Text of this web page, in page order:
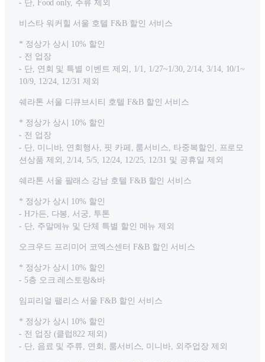
- 단, Food only, 주류 제외
비스타 워커힐 서울 호텔 F&B 할인 서비스
* 정상가 상시 10% 할인
- 전 업장
- 단, 연회 및 특별 이벤트 제외, 1/1, 1/27~1/30, 2/14, 3/14, 10/1~
10/9, 12/24, 12/31 제외
쉐라톤 서울 디큐브시티 호텔 F&B 할인 서비스
* 정상가 상시 10% 할인
- 전 업장
- 단, 미니바, 연회행사, 핏 카페, 룸서비스, 타중복할인, 프로모
션상품 제외, 2/14, 5/5, 12/24, 12/25, 12/31 및 공휴일 제외
쉐라톤 서울 팔래스 강남 호텔 F&B 할인 서비스
* 정상가 상시 10% 할인
- H가든, 다봉, 서궁, 투톤
- 단, 주말메뉴 및 단체 특별 할인 메뉴 제외
오크우드 프리미어 코엑스센터 F&B 할인 서비스
* 정상가 상시 10% 할인
- 5층 오크 레스토랑&바
임피리얼 팰리스 서울 F&B 할인 서비스
* 정상가 상시 10% 할인
- 전 업장 (클럽822 제외)
- 단, 음료 및 주류, 연회, 룸서비스, 미니바, 외주업장 제외